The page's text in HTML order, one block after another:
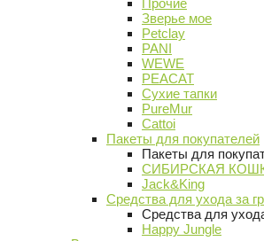
Прочие
Зверье мое
Petclay
PANI
WEWE
PEACAT
Сухие тапки
PureMur
Cattoi
Пакеты для покупателей
Пакеты для
СИБИРСКАЯ
Jack&King
Средства для ухода за
Средства для
Happy Jungle